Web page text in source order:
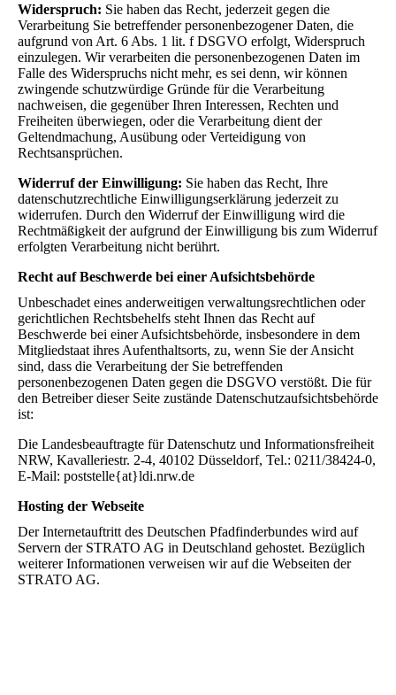
Widerspruch: Sie haben das Recht, jederzeit gegen die
Verarbeitung Sie betreffender personenbezogener Daten, die
aufgrund von Art. 6 Abs. 1 lit. f DSGVO erfolgt, Widerspruch
einzulegen. Wir verarbeiten die personenbezogenen Daten im
Falle des Widerspruchs nicht mehr, es sei denn, wir können
zwingende schutzwürdige Gründe für die Verarbeitung
nachweisen, die gegenüber Ihren Interessen, Rechten und
Freiheiten überwiegen, oder die Verarbeitung dient der
Geltendmachung, Ausübung oder Verteidigung von
Rechtsansprüchen.
Widerruf der Einwilligung: Sie haben das Recht, Ihre
datenschutzrechtliche Einwilligungserklärung jederzeit zu
widerrufen. Durch den Widerruf der Einwilligung wird die
Rechtmäßigkeit der aufgrund der Einwilligung bis zum Widerruf
erfolgten Verarbeitung nicht berührt.
Recht auf Beschwerde bei einer Aufsichtsbehörde
Unbeschadet eines anderweitigen verwaltungsrechtlichen oder
gerichtlichen Rechtsbehelfs steht Ihnen das Recht auf
Beschwerde bei einer Aufsichtsbehörde, insbesondere in dem
Mitgliedstaat ihres Aufenthaltsorts, zu, wenn Sie der Ansicht
sind, dass die Verarbeitung der Sie betreffenden
personenbezogenen Daten gegen die DSGVO verstößt. Die für
den Betreiber dieser Seite zustände Datenschutzaufsichtsbehörde
ist:
Die Landesbeauftragte für Datenschutz und Informationsfreiheit
NRW, Kavalleriestr. 2-4, 40102 Düsseldorf, Tel.: 0211/38424-0,
E-Mail: poststelle{at}ldi.nrw.de
Hosting der Webseite
Der Internetauftritt des Deutschen Pfadfinderbundes wird auf
Servern der STRATO AG in Deutschland gehostet. Bezüglich
weiterer Informationen verweisen wir auf die Webseiten der
STRATO AG.